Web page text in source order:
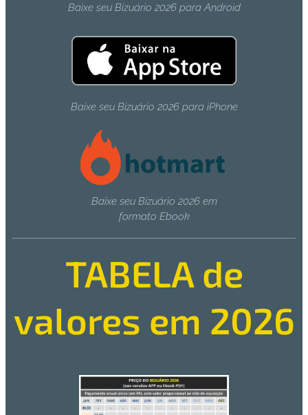
Baixe seu Bizuário 2026 para Android
Baixe seu Bizuário 2026 para iPhone
Baixe seu Bizuário 2026 em
formato Ebook
TABELA de
valores em 2026